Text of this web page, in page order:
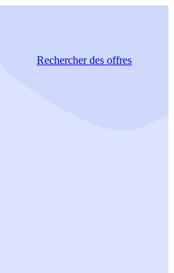
Rechercherdes offres